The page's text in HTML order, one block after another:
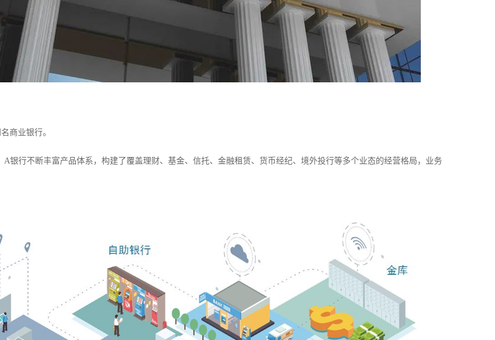
商业银行。
行不断丰富产品体系，构建了覆盖理财、基金、信托、金融租赁、货币经纪、境外投行等多个业态的经营格局，业务